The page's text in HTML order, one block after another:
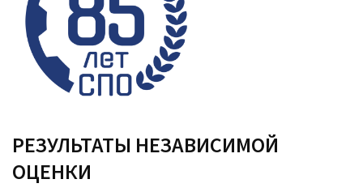
РЕЗУЛЬТАТЫ НЕЗАВИСИМОЙ
ОЦЕНКИ